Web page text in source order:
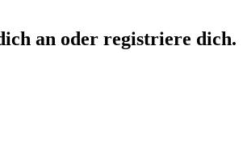
an oder registriere dich.